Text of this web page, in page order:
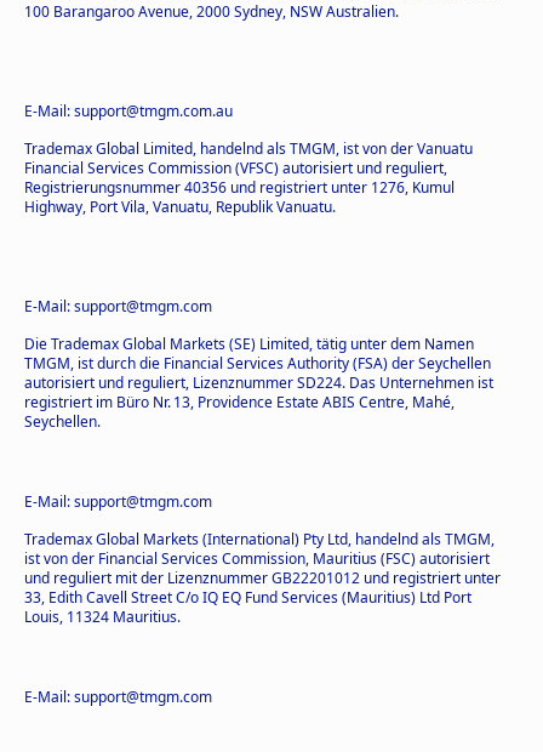
100 Barangaroo Avenue, 2000 Sydney, NSW Australien.
E-Mail: support@tmgm.com.au
Trademax Global Limited, handelnd als TMGM, ist von der Vanuatu
Financial Services Commission (VFSC) autorisiert und reguliert,
Registrierungsnummer 40356 und registriert unter 1276, Kumul
Highway, Port Vila, Vanuatu, Republik Vanuatu.
E-Mail: support@tmgm.com
Die Trademax Global Markets (SE) Limited, tätig unter dem Namen
TMGM, ist durch die Financial Services Authority (FSA) der Seychellen
autorisiert und reguliert, Lizenznummer SD224. Das Unternehmen ist
registriert im Büro Nr. 13, Providence Estate ABIS Centre, Mahé,
Seychellen.
E-Mail: support@tmgm.com
Trademax Global Markets (International) Pty Ltd, handelnd als TMGM,
ist von der Financial Services Commission, Mauritius (FSC) autorisiert
und reguliert mit der Lizenznummer GB22201012 und registriert unter
33, Edith Cavell Street C/o IQ EQ Fund Services (Mauritius) Ltd Port
Louis, 11324 Mauritius.
E-Mail: support@tmgm.com